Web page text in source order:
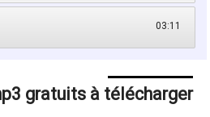
03:11
gratuits à télécharger